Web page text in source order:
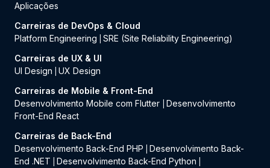
Aplicações
Carreiras de DevOps & Cloud
Platform Engineering
SRE (Site Reliability Engineering)
Carreiras de UX & UI
UI Design
UX Design
Carreiras de Mobile & Front-End
Desenvolvimento Mobile com Flutter
Desenvolvimento
Front-End React
Carreiras de Back-End
Desenvolvimento Back-End PHP
Desenvolvimento Back-
End .NET
Desenvolvimento Back-End Python